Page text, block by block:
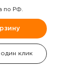
по РФ.
один клик